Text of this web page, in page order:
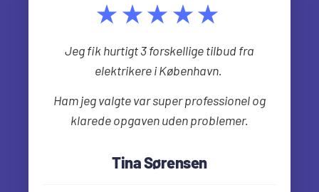
★★★★★
Jeg fik hurtigt 3 forskellige tilbud fra
elektrikere i København.
Ham jeg valgte var super professionel og
klarede opgaven uden problemer.
Tina Sørensen